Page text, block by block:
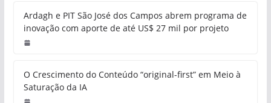
Ardagh e PIT São José dos Campos abrem programa de
inovação com aporte de até US$ 27 mil por projeto
O Crescimento do Conteúdo “original-first” em Meio à
Saturação da IA